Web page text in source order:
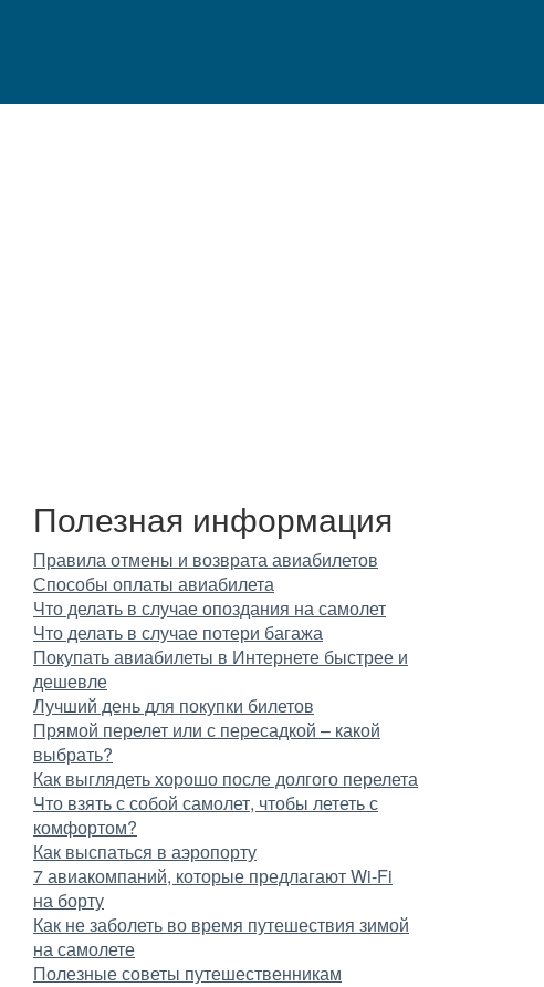
Полезная информация
Правила отмены и возврата авиабилетов
Способы оплаты авиабилета
Что делать в случае опоздания на самолет
Что делать в случае потери багажа
Покупать авиабилеты в Интернете быстрее и
дешевле
Лучший день для покупки билетов
Прямой перелет или с пересадкой – какой
выбрать?
Как выглядеть хорошо после долгого перелета
Что взять с собой самолет, чтобы лететь с
комфортом?
Как выспаться в аэропорту
7 авиакомпаний, которые предлагают Wi-Fi
на борту
Как не заболеть во время путешествия зимой
на самолете
Полезные советы путешественникам